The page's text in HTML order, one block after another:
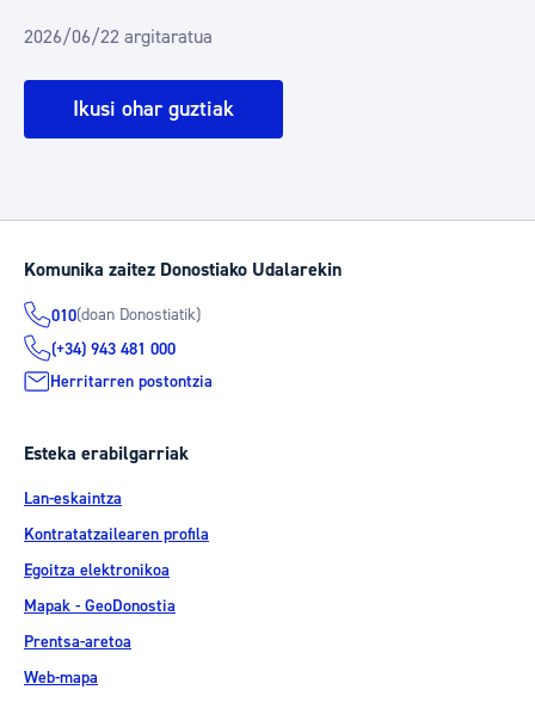
2026/06/22 argitaratua
Ikusi ohar guztiak
Komunika zaitez Donostiako Udalarekin
010(doan Donostiatik)
(+34) 943 481 000
Herritarren postontzia
Esteka erabilgarriak
Lan-eskaintza
Kontratatzailearen profila
Egoitza elektronikoa
Mapak - GeoDonostia
Prentsa-aretoa
Web-mapa